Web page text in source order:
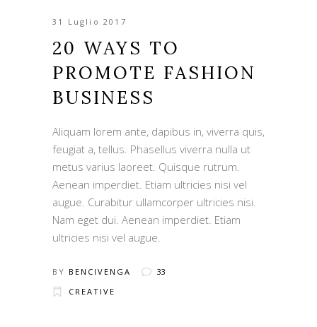
31 Luglio 2017
20 WAYS TO
PROMOTE FASHION
BUSINESS
Aliquam lorem ante, dapibus in, viverra quis,
feugiat a, tellus. Phasellus viverra nulla ut
metus varius laoreet. Quisque rutrum.
Aenean imperdiet. Etiam ultricies nisi vel
augue. Curabitur ullamcorper ultricies nisi.
Nam eget dui. Aenean imperdiet. Etiam
ultricies nisi vel augue.
BY BENCIVENGA
33
CREATIVE